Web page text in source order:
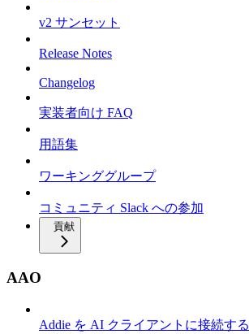
v2 サンセット
Release Notes
Changelog
実装者向け FAQ
用語集
ワーキンググループ
コミュニティ Slack への参加
貢献
AAO
Addie を AI クライアントに接続する